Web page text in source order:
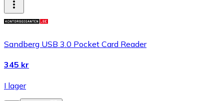
Sandberg USB 3.0 Pocket Card Reader
345 kr
I lager